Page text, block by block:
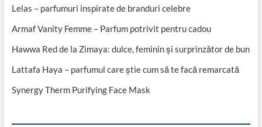
de
cu
apa
de
si
de
Lelas – parfumuri inspirate de branduri celebre
Armaf Vanity Femme – Parfum potrivit pentru cadou
Hawwa Red de la Zimaya: dulce, feminin și surprinzător de bun
Lattafa Haya – parfumul care știe cum să te facă remarcată
Synergy Therm Purifying Face Mask